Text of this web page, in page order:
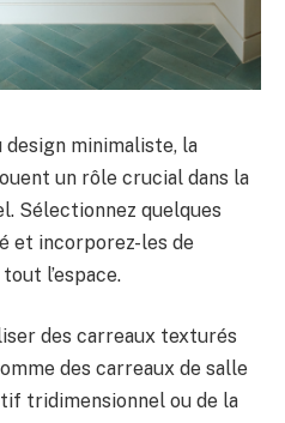
design minimaliste, la
un rôle crucial dans la
Sélectionnez quelques
et incorporez-les de
l’espace.
des carreaux texturés
des carreaux de salle
tridimensionnel ou de la